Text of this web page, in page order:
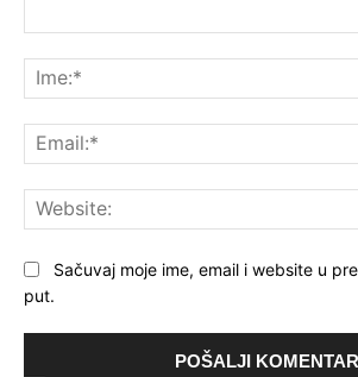
Sačuvaj moje ime, email i website u
put.